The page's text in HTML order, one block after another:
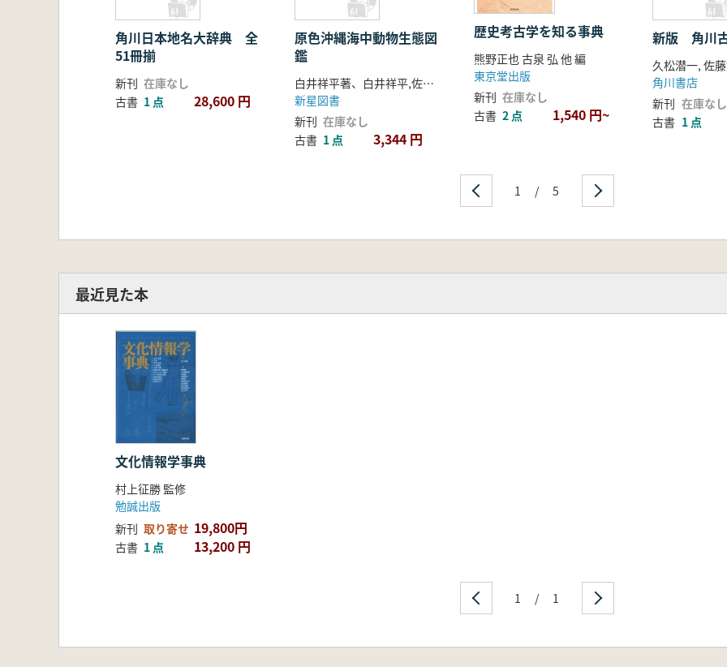
角川日本地名大辞典 全
51冊揃
新刊 在庫なし
古書 1 点 28,600 円
原色沖縄海中動物生態図
鑑
白井祥平著、白井祥平,佐野芳康写真
新星図書
新刊 在庫なし
古書 1 点 3,344 円
歴史考古学を知る事典
熊野正也 古泉 弘 他 編
東京堂出版
新刊 在庫なし
古書 2 点 1,540 円~
新版 角川
久松潜一, 佐
角川書店
新刊 在庫なし
古書 1 点
1 / 5
最近見た本
文化情報学事典
村上征勝 監修
勉誠出版
新刊 取り寄せ 19,800円
古書 1 点 13,200 円
1 / 1